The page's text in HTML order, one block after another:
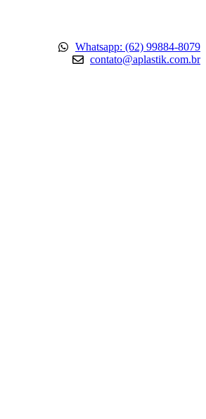
Whatsapp: (62) 99884-8079
contato@aplastik.com.br